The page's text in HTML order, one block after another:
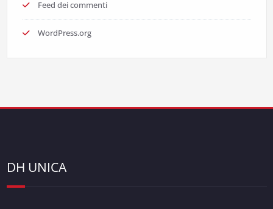
Feed dei commenti
WordPress.org
DH UNICA